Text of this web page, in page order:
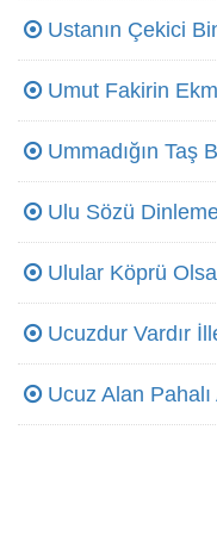
Ustanın Çekici
Umut Fakirin
Ummadığın Taş
Ulu Sözü
Ulular Köprü
Ucuzdur Vardır
Ucuz Alan Pahalı